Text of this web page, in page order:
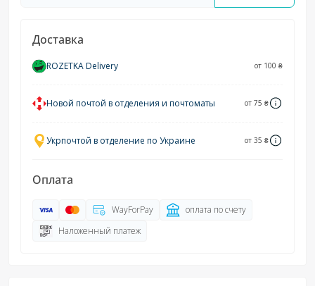
Доставка
ROZETKA Delivery от 100 ₴
Новой почтой в отделения и почтоматы от 75 ₴
Укрпочтой в отделение по Украине от 35 ₴
Оплата
WayForPay
оплата по счету
Наложенный платеж